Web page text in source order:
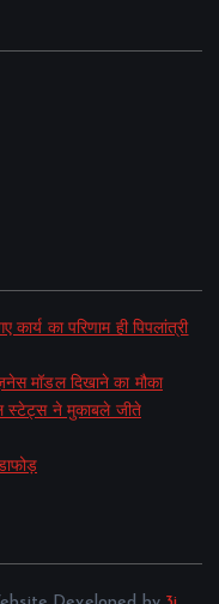
का परिणाम ही पिपलांत्री
मॉडल दिखाने का मौका
स्टेट्स ने मुकाबले जीते